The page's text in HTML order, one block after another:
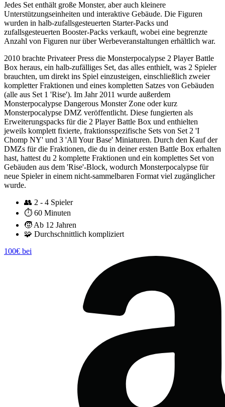
Jedes Set enthält große Monster, aber auch kleinere
Unterstützungseinheiten und interaktive Gebäude. Die Figuren
wurden in halb-zufallsgesteuerten Starter-Packs und
zufallsgesteuerten Booster-Packs verkauft, wobei eine begrenzte
Anzahl von Figuren nur über Werbeveranstaltungen erhältlich war.
2010 brachte Privateer Press die Monsterpocalypse 2 Player Battle
Box heraus, ein halb-zufälliges Set, das alles enthielt, was 2 Spieler
brauchten, um direkt ins Spiel einzusteigen, einschließlich zweier
kompletter Fraktionen und eines kompletten Satzes von Gebäuden
(alle aus Set 1 'Rise'). Im Jahr 2011 wurde außerdem
Monsterpocalypse Dangerous Monster Zone oder kurz
Monsterpocalypse DMZ veröffentlicht. Diese fungierten als
Erweiterungspacks für die 2 Player Battle Box und enthielten
jeweils komplett fixierte, fraktionsspezifische Sets von Set 2 'I
Chomp NY' und 3 'All Your Base' Miniaturen. Durch den Kauf der
DMZs für die Fraktionen, die du in deiner ersten Battle Box erhalten
hast, hattest du 2 komplette Fraktionen und ein komplettes Set von
Gebäuden aus dem 'Rise'-Block, wodurch Monsterpocalypse für
neue Spieler in einem nicht-sammelbaren Format viel zugänglicher
wurde.
👥 2 - 4 Spieler
⏱️ 60 Minuten
🧒 Ab 12 Jahren
🧩 Durchschnittlich kompliziert
100€ bei